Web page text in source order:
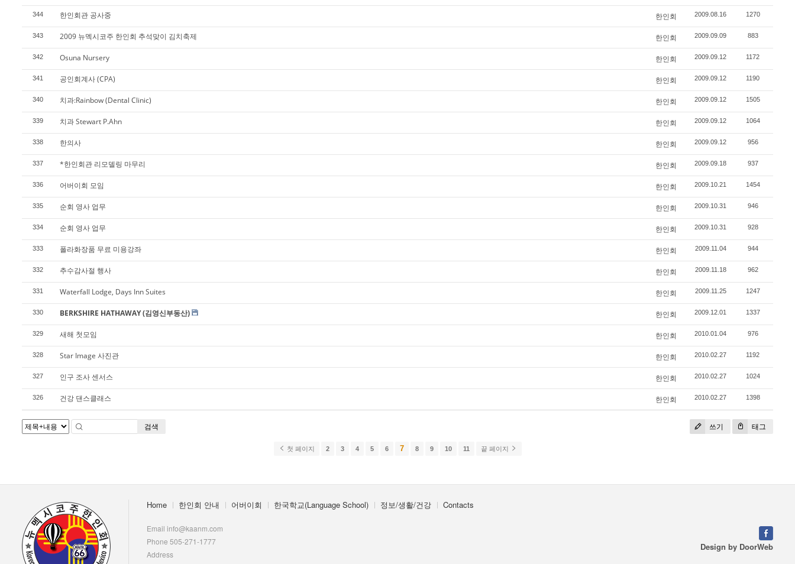
344 한인회관 공사중 한인회 2009.08.16 1270
343 2009 뉴멕시코주 한인회 추석맞이 김치축제 한인회 2009.09.09 883
342 Osuna Nursery 한인회 2009.09.12 1172
341 공인회계사 (CPA) 한인회 2009.09.12 1190
340 치과:Rainbow (Dental Clinic) 한인회 2009.09.12 1505
339 치과 Stewart P.Ahn 한인회 2009.09.12 1064
338 한의사 한인회 2009.09.12 956
337 *한인회관 리모델링 마무리 한인회 2009.09.18 937
336 어버이회 모임 한인회 2009.10.21 1454
335 순회 영사 업무 한인회 2009.10.31 946
334 순회 영사 업무 한인회 2009.10.31 928
333 폴라화장품 무료 미용강좌 한인회 2009.11.04 944
332 추수감사절 행사 한인회 2009.11.18 962
331 Waterfall Lodge, Days Inn Suites 한인회 2009.11.25 1247
330 BERKSHIRE HATHAWAY (김영신부동산) 한인회 2009.12.01 1337
329 새해 첫모임 한인회 2010.01.04 976
328 Star Image 사진관 한인회 2010.02.27 1192
327 인구 조사 센서스 한인회 2010.02.27 1024
326 건강 댄스클래스 한인회 2010.02.27 1398
쓰기 태그
검색
첫 페이지 2 3 4 5 6 7 8 9 10 11 끝 페이지
Home 한인회 안내 어버이회 한국학교(Language School) 정보/생활/건강 Contacts
Email info@kaanm.com
Phone 505-271-1777
Address
Design by DoorWeb